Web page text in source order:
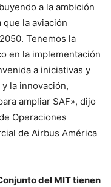
a la ambición
que la aviación
Tenemos la
en la implementación
a iniciativas y
la innovación,
ampliar SAF», dijo
Operaciones
de Airbus América
del MIT tienen